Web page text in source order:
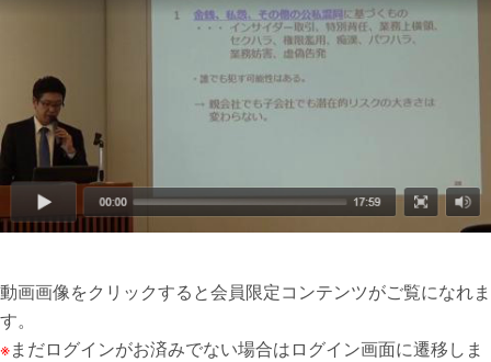
動画画像をクリックすると会員限定コンテンツがご覧になれま
す。
※まだログインがお済みでない場合はログイン画面に遷移しま